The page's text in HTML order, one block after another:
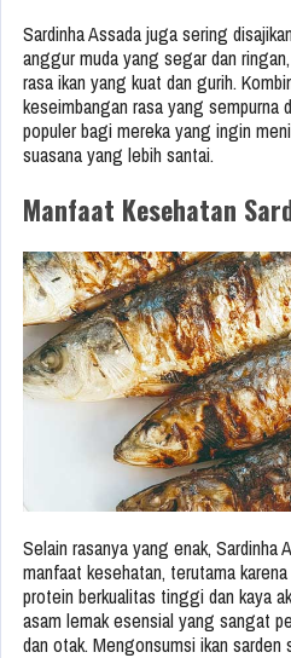
Sardinha Assada juga sering
anggur muda yang segar dan
rasa ikan yang kuat dan gurih.
keseimbangan rasa yang sempurna
populer bagi mereka yang ingin
suasana yang lebih santai.
Manfaat Kesehatan
Selain rasanya yang enak, Sardinha
manfaat kesehatan, terutama
protein berkualitas tinggi dan kaya
asam lemak esensial yang sangat
dan otak. Mengonsumsi ikan